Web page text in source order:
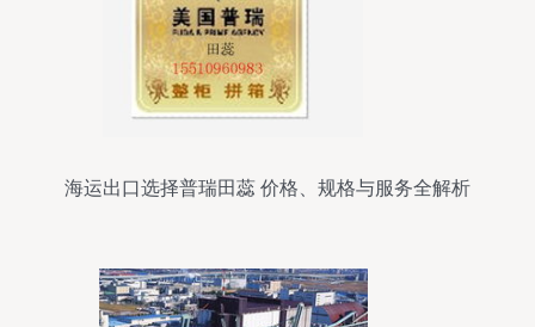
海运出口选择普瑞田蕊 价格、规格与服务全解析